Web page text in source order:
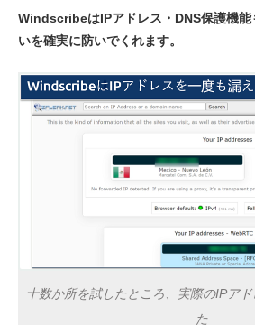
WindscribeはIPアドレス・DNS保護機能
いを確実に防いでくれます。
十数か所を試したところ、実際のIPア
た